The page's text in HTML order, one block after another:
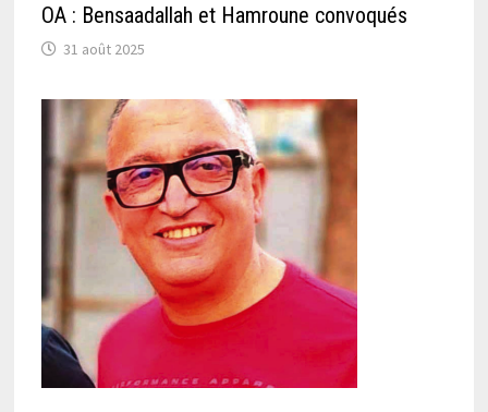
OA : Bensaadallah et Hamroune convoqués
31 août 2025